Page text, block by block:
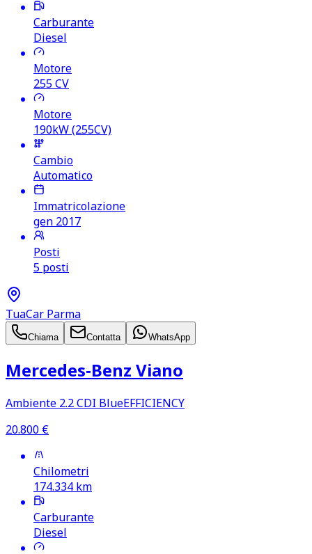
Carburante
Diesel
Motore
255CV
Motore
190kW (255CV)
Cambio
Automatico
Immatricolazione
gen 2017
Posti
5 posti
TuaCar Parma
Chiama Contatta WhatsApp
Mercedes‑Benz Viano
Ambiente 2.2 CDI BlueEFFICIENCY
20.800 €
Chilometri
174.334 km
Carburante
Diesel